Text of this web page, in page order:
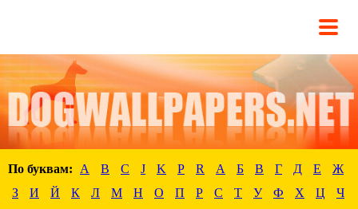
По буквам: A B C J K P R А Б В Г Д Е
Ж
З
И Й К Л М Н О П Р С Т У Ф Х Ц
Ч